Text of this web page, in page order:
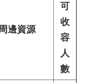
周邊資源
可
收
容
人
數